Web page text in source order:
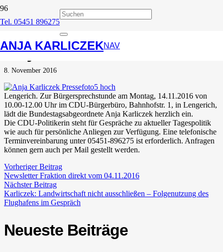
Tel. 05451 896275
ANJA KARLICZEKNAV
Bürgersprechstunde
Anja Karliczek
8. November 2016
Lengerich. Zur Bürgersprechstunde am Montag, 14.11.2016 von
10.00-12.00 Uhr im CDU-Bürgerbüro, Bahnhofstr. 1, in Lengerich,
lädt die Bundestagsabgeordnete Anja Karliczek herzlich ein.
Die CDU-Politikerin steht für Gespräche zu aktueller Tagespolitik
wie auch für persönliche Anliegen zur Verfügung. Eine telefonische
Terminvereinbarung unter 05451-896275 ist erforderlich. Anfragen
können gern auch per Mail gestellt werden.
Vorheriger Beitrag
Newsletter Fraktion direkt vom 04.11.2016
Nächster Beitrag
Karliczek: Landwirtschaft nicht ausschließen – Folgenutzung des
Flughafens im Gespräch
Neueste Beiträge